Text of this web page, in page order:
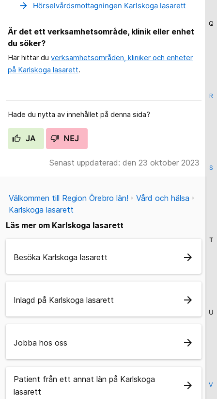
Q
R
S
T
U
V
arrow_forward Hörselvårdsmottagningen Karlskoga lasarett
Är det ett verksamhetsområde, klinik eller enhet
du söker?
Här hittar du verksamhetsområden, kliniker och enheter
på Karlskoga lasarett.
Hade du nytta av innehållet på denna sida?
JA NEJ
Senast uppdaterad: den 23 oktober 2023
Välkommen till Region Örebro län!
Vård och hälsa
Karlskoga lasarett
Läs mer om Karlskoga lasarett
Besöka Karlskoga lasarett arrow_forward
Inlagd på Karlskoga lasarett arrow_forward
Jobba hos oss arrow_forward
Patient från ett annat län på Karlskoga
lasarett
arrow_forward